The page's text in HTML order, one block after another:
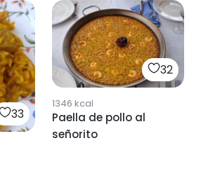
33
32
1346 kcal
Paella de pollo al
señorito